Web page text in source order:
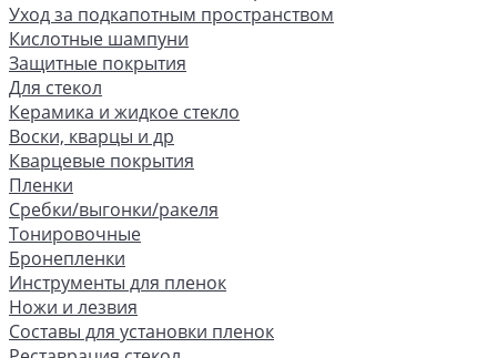
Уход за подкапотным пространством
Кислотные шампуни
Защитные покрытия
Для стекол
Керамика и жидкое стекло
Воски, кварцы и др
Кварцевые покрытия
Пленки
Сребки/выгонки/ракеля
Тонировочные
Бронепленки
Инструменты для пленок
Ножи и лезвия
Составы для установки пленок